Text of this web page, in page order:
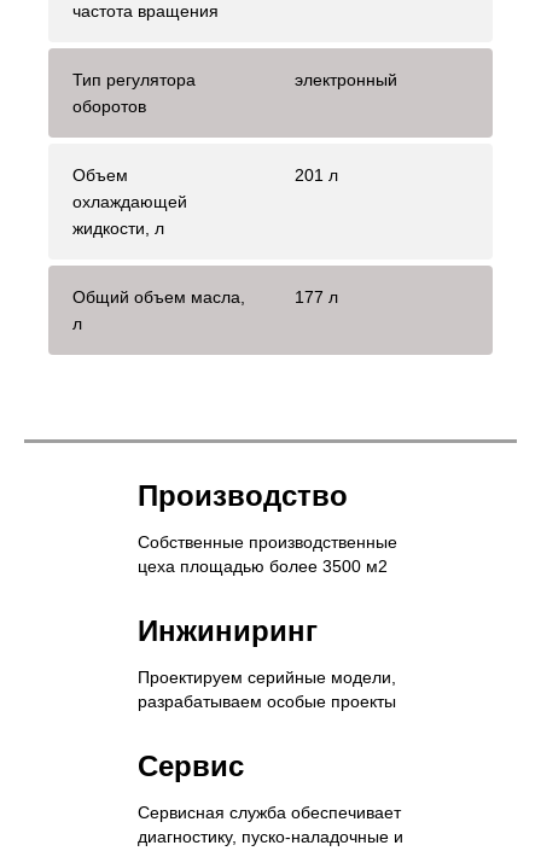
частота вращения
Тип регулятора
оборотов
электронный
Объем
охлаждающей
жидкости, л
201 л
Общий объем масла,
л
177 л
Производство
Собственные производственные
цеха площадью более 3500 м2
Инжиниринг
Проектируем серийные модели,
разрабатываем особые проекты
Сервис
Сервисная служба обеспечивает
диагностику, пуско-наладочные и